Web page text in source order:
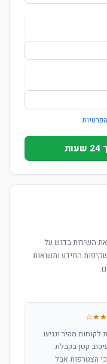
השירות בדגש על
המידע ותשואות
לקוחות מהיר ונגיש.
קטן בקבלת
הצטרפות אבל